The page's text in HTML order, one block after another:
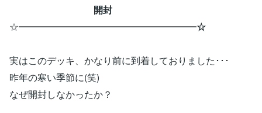
開封
☆━━━━━━━━━━━━━━━━━━━☆
実はこのデッキ、かなり前に到着しておりました･･･
昨年の寒い季節に(笑)
なぜ開封しなかったか？